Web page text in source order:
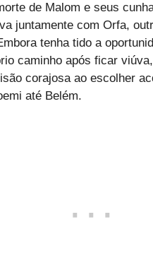
de Malom e seus
juntamente com Orfa,
tenha tido a
caminho após ficar
corajosa ao escolher
até Belém.